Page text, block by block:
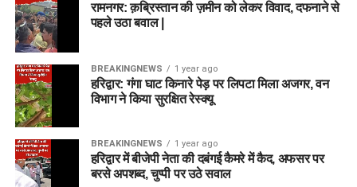
रामनगर: क़ब्रिस्तान की ज़मीन को लेकर विवाद, दफनाने से
पहले उठा बवाल |
BREAKINGNEWS 1 year ago
हरिद्वार: गंगा घाट किनारे पेड़ पर लिपटा मिला अजगर, वन
विभाग ने किया सुरक्षित रेस्क्यू
BREAKINGNEWS 1 year ago
हरिद्वार में बीजेपी नेता की दबंगई कैमरे में कैद, अफसर पर
बरसे अपशब्द, चुप्पी पर उठे सवाल